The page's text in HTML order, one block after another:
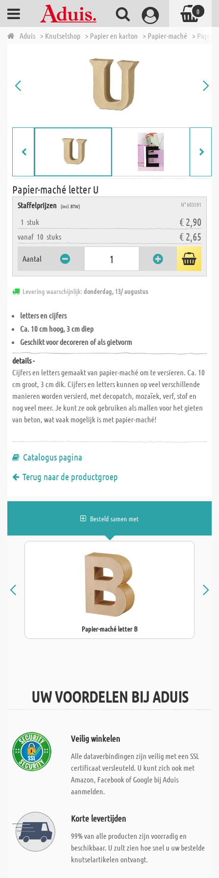
Aduis > Knutselshop > Papier en karton > Papier-maché >
Papier-maché letter U
Staffelprijzen (incl. BTW) N° 603591
1 stuk € 2,90
vanaf 10 stuks € 2,65
Aantal
Levering waarschijnlijk:donderdag, 13/ augustus
letters en cijfers
Ca. 10 cm hoog, 3 cm diep
Geschikt voor decoreren of als gietvorm
details -
Cijfers en letters gemaakt van papier-maché om te versieren. Ca. 10
cm groot, 3 cm dik. Cijfers en letters kunnen op veel verschillende
manieren worden versierd, met decopatch, mozaïek, verf, stof en
nog veel meer. Je kunt ze ook gebruiken als mallen voor het gieten
van beton, wat vaak mogelijk is met papier-maché!
Catalogus pagina
Terug naar de productgroep
Besteld samen met
Papier-maché letter B
UW VOORDELEN BIJ ADUIS
Veilig winkelen
Alle dataverbindingen zijn veilig met een SSL
certificaat versleuteld. U kunt zich ook met
Amazon, Facebook of Google bij Aduis
aanmelden.
Korte levertijden
99% van alle producten zijn voorradig en
beschikbaar. U zult zien hoe snel u uw bestelde
knutselartikelen ontvangt.
0